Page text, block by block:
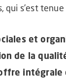
qui s’est
et
de la
intégrale